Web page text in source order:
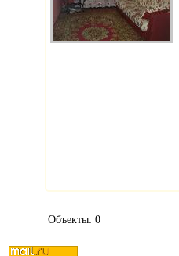
Объекты: 0